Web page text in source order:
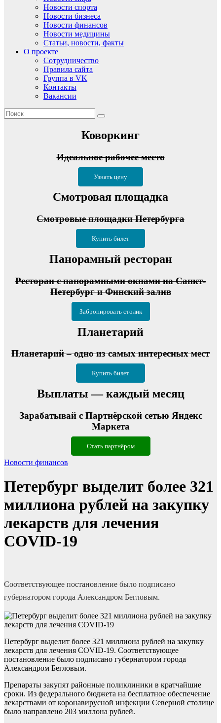
Новости спорта
Новости бизнеса
Новости финансов
Новости медицины
Статьи, новости, факты
О проекте
Сотрудничество
Правила сайта
Группа в VK
Контакты
Вакансии
Коворкинг
Идеальное рабочее место
Узнать цену
Смотровая площадка
Смотровые площадки Петербурга
Купить билет
Панорамный ресторан
Ресторан с панорамными окнами на Санкт-
Петербург и Финский залив
Забронировать столик
Планетарий
Планетарий – одно из самых интересных мест
Купить билет
Выплаты — каждый месяц
Зарабатывай с Партнёрской сетью Яндекс
Маркета
Стать партнёром
Новости финансов
Петербург выделит более 321
миллиона рублей на закупку
лекарств для лечения
COVID-19
Соответствующее постановление было подписано
губернатором города Александром Бегловым.
Петербург выделит более 321 миллиона рублей на закупку
лекарств для лечения COVID-19. Соответствующее
постановление было подписано губернатором города
Александром Бегловым.
Препараты закупят районные поликлиники в кратчайшие
сроки. Из федерального бюджета на бесплатное обеспечение
лекарствами от коронавирусной инфекции Северной столице
было направлено 203 миллона рублей.